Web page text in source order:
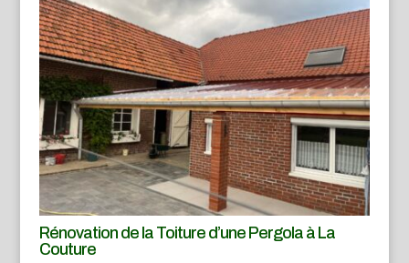
Rénovation de la Toiture d’une Pergola à La
Couture